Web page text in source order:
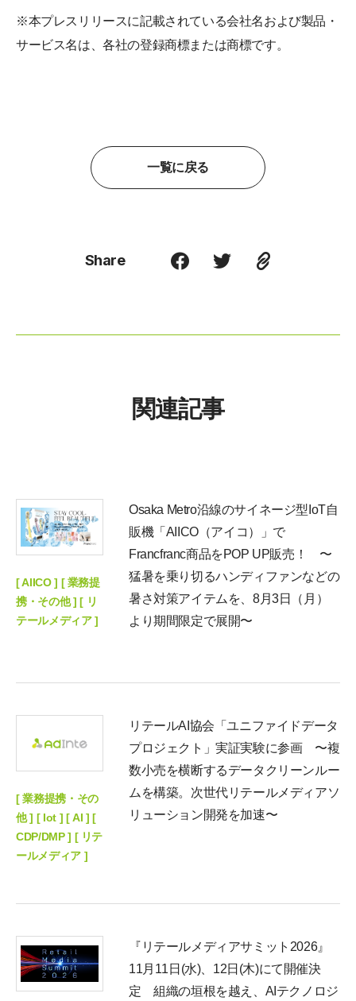
※本プレスリリースに記載されている会社名および製品・
サービス名は、各社の登録商標または商標です。
一覧に戻る
Share
関連記事
[ AIICO ] [ 業務提
携・その他 ] [ リ
テールメディア ]
Osaka Metro沿線のサイネージ型IoT自
販機「AIICO（アイコ）」で
Francfranc商品をPOP UP販売！ 〜
猛暑を乗り切るハンディファンなどの
暑さ対策アイテムを、8月3日（月）
より期間限定で展開〜
[ 業務提携・その
他 ] [ Iot ] [ AI ] [
CDP/DMP ] [ リテ
ールメディア ]
リテールAI協会「ユニファイドデータ
プロジェクト」実証実験に参画 〜複
数小売を横断するデータクリーンルー
ムを構築。次世代リテールメディアソ
リューション開発を加速〜
『リテールメディアサミット2026』
11月11日(水)、12日(木)にて開催決
定 組織の垣根を越え、AIテクノロジ